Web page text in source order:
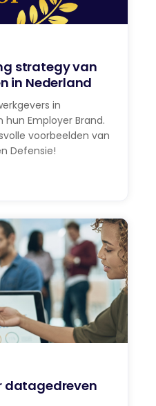
strategy van
in Nederland
in
Employer Brand.
voorbeelden van
Defensie!
datagedreven